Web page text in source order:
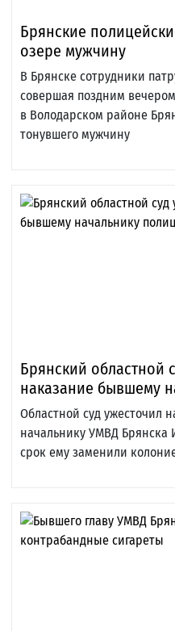
Брянские
озере мужчину
В Брянске сотрудники
совершая поздним
в Володарском районе
тонувшего мужчину
Брянский областной
наказание бывшему
Областной суд ужесточил
начальнику УМВД Брянска
срок ему заменили